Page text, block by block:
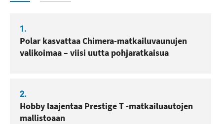
1.
Polar kasvattaa Chimera-matkailuvaunujen
valikoimaa – viisi uutta pohjaratkaisua
2.
Hobby laajentaa Prestige T -matkailuautojen
mallistoaan